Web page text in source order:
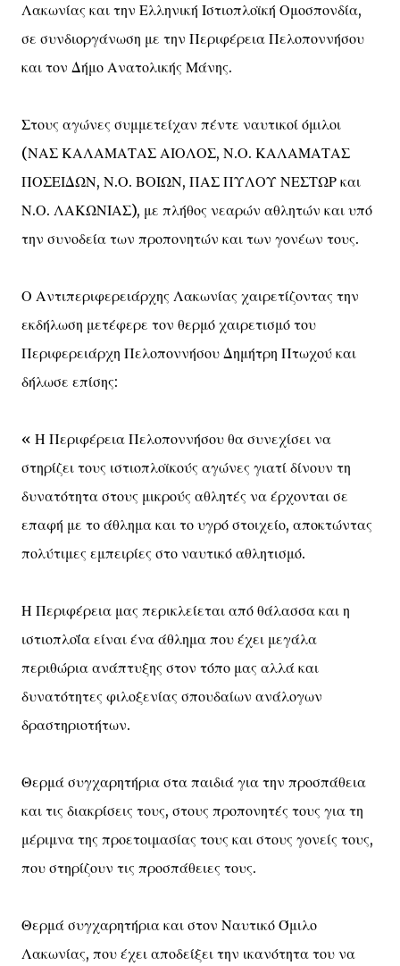
Λακωνίας και την Ελληνική Ιστιοπλοϊκή Ομοσπονδία,
σε συνδιοργάνωση με την Περιφέρεια Πελοποννήσου
και τον Δήμο Ανατολικής Μάνης.
Στους αγώνες συμμετείχαν πέντε ναυτικοί όμιλοι
(ΝΑΣ ΚΑΛΑΜΑΤΑΣ ΑΙΟΛΟΣ, Ν.Ο. ΚΑΛΑΜΑΤΑΣ
ΠΟΣΕΙΔΩΝ, Ν.Ο. ΒΟΙΩΝ, ΠΑΣ ΠΥΛΟΥ ΝΕΣΤΩΡ και
Ν.Ο. ΛΑΚΩΝΙΑΣ), με πλήθος νεαρών αθλητών και υπό
την συνοδεία των προπονητών και των γονέων τους.
Ο Αντιπεριφερειάρχης Λακωνίας χαιρετίζοντας την
εκδήλωση μετέφερε τον θερμό χαιρετισμό του
Περιφερειάρχη Πελοποννήσου Δημήτρη Πτωχού και
δήλωσε επίσης:
« Η Περιφέρεια Πελοποννήσου θα συνεχίσει να
στηρίζει τους ιστιοπλοϊκούς αγώνες γιατί δίνουν τη
δυνατότητα στους μικρούς αθλητές να έρχονται σε
επαφή με το άθλημα και το υγρό στοιχείο, αποκτώντας
πολύτιμες εμπειρίες στο ναυτικό αθλητισμό.
Η Περιφέρεια μας περικλείεται από θάλασσα και η
ιστιοπλοΐα είναι ένα άθλημα που έχει μεγάλα
περιθώρια ανάπτυξης στον τόπο μας αλλά και
δυνατότητες φιλοξενίας σπουδαίων ανάλογων
δραστηριοτήτων.
Θερμά συγχαρητήρια στα παιδιά για την προσπάθεια
και τις διακρίσεις τους, στους προπονητές τους για τη
μέριμνα της προετοιμασίας τους και στους γονείς τους,
που στηρίζουν τις προσπάθειες τους.
Θερμά συγχαρητήρια και στον Ναυτικό Όμιλο
Λακωνίας, που έχει αποδείξει την ικανότητα του να